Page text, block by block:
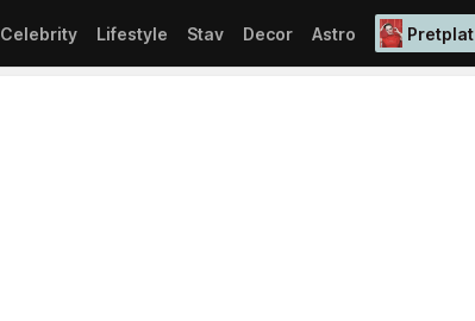
Celebrity Lifestyle Stav Decor Astro